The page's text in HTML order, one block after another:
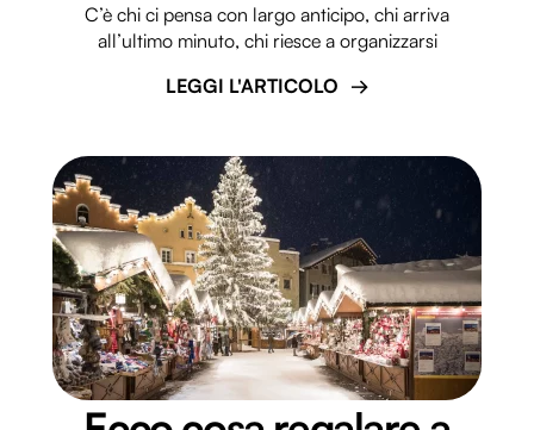
C’è chi ci pensa con largo anticipo, chi arriva
all’ultimo minuto, chi riesce a organizzarsi
LEGGI L'ARTICOLO